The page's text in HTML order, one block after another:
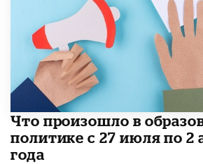
​Что произошло в
политике с 27 июля по 2
года